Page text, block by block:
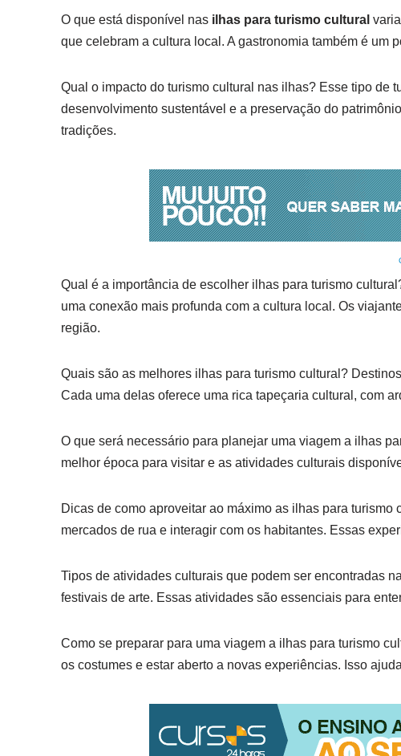
O que está disponível nas ilhas para turismo cultural
que celebram a cultura local. A gastronomia também é um
Qual o impacto do turismo cultural nas ilhas? Esse tipo de
desenvolvimento sustentável e a preservação do
tradições.
Qual é a importância de escolher ilhas para turismo
uma conexão mais profunda com a cultura local. Os
região.
Quais são as melhores ilhas para turismo cultural?
Cada uma delas oferece uma rica tapeçaria cultural, com
O que será necessário para planejar uma viagem a ilhas
melhor época para visitar e as atividades culturais
Dicas de como aproveitar ao máximo as ilhas para
mercados de rua e interagir com os habitantes. Essas
Tipos de atividades culturais que podem ser encontradas
festivais de arte. Essas atividades são essenciais para
Como se preparar para uma viagem a ilhas para turismo
os costumes e estar aberto a novas experiências. Isso